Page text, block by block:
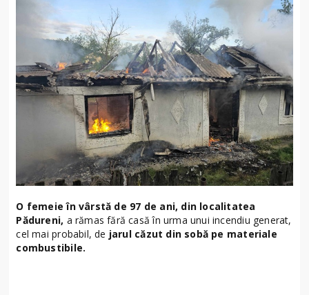
O femeie în vârstă de 97 de ani, din localitatea
Pădureni, a rămas fără casă în urma unui incendiu generat,
cel mai probabil, de jarul căzut din sobă pe materiale
combustibile.